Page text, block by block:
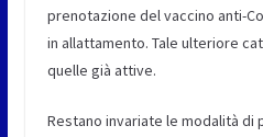
prenotazione del vaccino anti-
in allattamento. Tale ulteriore
quelle già attive.
Restano invariate le modalità di